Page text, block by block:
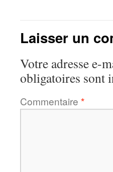
Laisser un
Votre adresse e-
obligatoires sont
Commentaire *